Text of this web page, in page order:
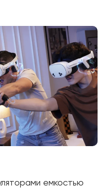
емкостью